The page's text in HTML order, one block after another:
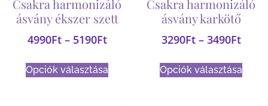
Csakra harmonizáló
ásvány ékszer szett
4990Ft – 5190Ft
Opciók választása
Csakra harmonizáló
ásvány karkötő
3290Ft – 3490Ft
Opciók választása